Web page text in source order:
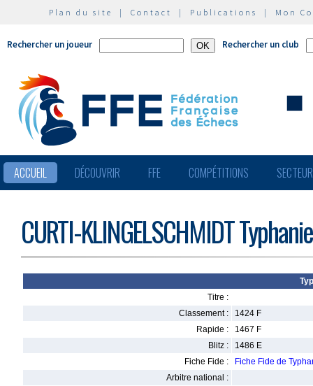
Plan du site | Contact | Publications | Mon
Rechercher un joueur Rechercher un club
ACCUEIL DÉCOUVRIR FFE COMPÉTITIONS
CURTI-KLINGELSCHMIDT Typhanie
Titre :
Classement :
1424 F
Rapide :
1467 F
Blitz :
1486 E
Fiche Fide :
Fiche Fide de
Arbitre national :